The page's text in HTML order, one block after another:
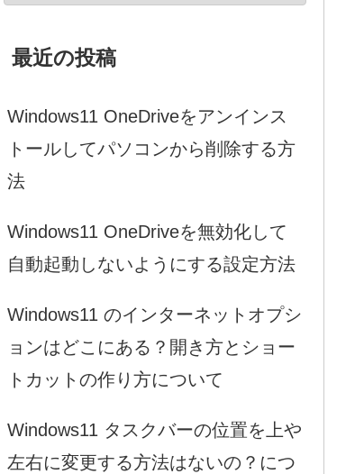
最近の投稿
Windows11 OneDriveをアンインス
トールしてパソコンから削除する方
法
Windows11 OneDriveを無効化して
自動起動しないようにする設定方法
Windows11 のインターネットオプシ
ョンはどこにある？開き方とショー
トカットの作り方について
Windows11 タスクバーの位置を上や
左右に変更する方法はないの？につ